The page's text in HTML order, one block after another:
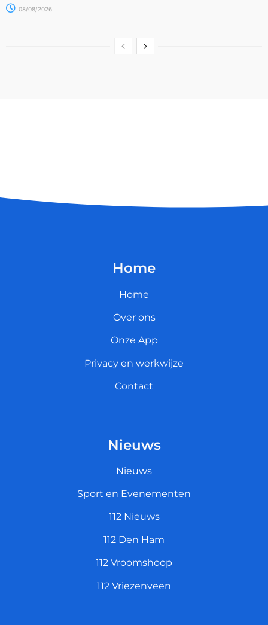
08/08/2026
Home
Home
Over ons
Onze App
Privacy en werkwijze
Contact
Nieuws
Nieuws
Sport en Evenementen
112 Nieuws
112 Den Ham
112 Vroomshoop
112 Vriezenveen